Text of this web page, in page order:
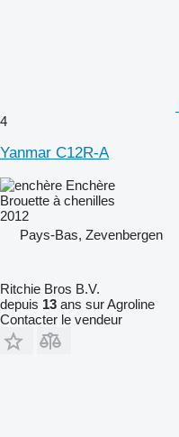
4
Yanmar C12R-A
Enchère
Brouette à chenilles
2012
Pays-Bas, Zevenbergen
Ritchie Bros B.V.
depuis 13 ans sur Agroline
Contacter le vendeur